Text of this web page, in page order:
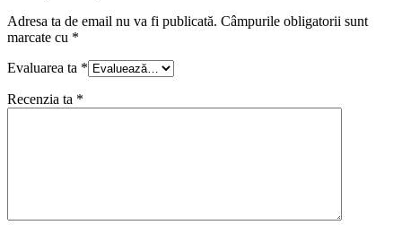
Adresa ta de email nu va fi publicată. Câmpurile obligatorii sunt
marcate cu *
Evaluarea ta *
Recenzia ta *